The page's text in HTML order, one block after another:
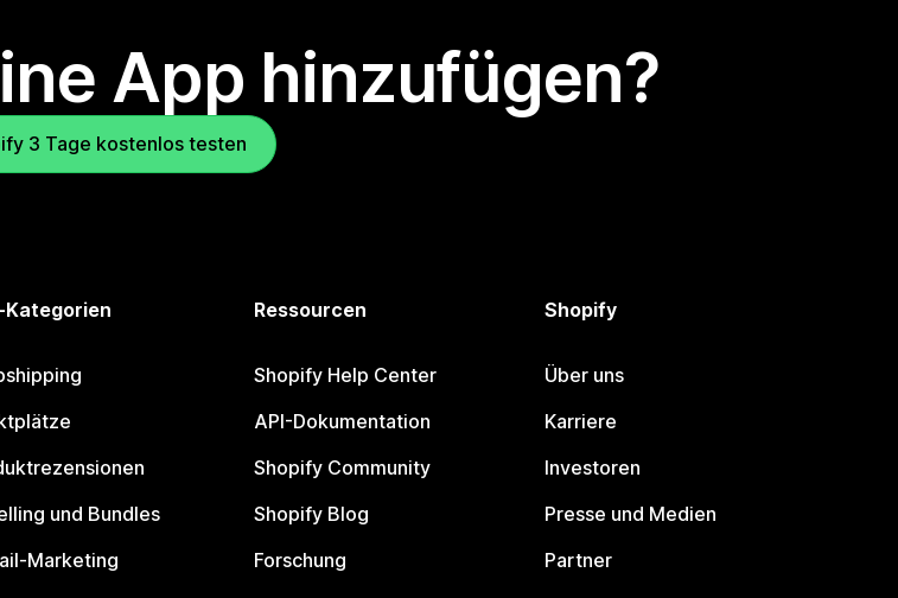
App hinzufügen?
3 Tage kostenlos testen
Kategorien
und Bundles
Marketing
Ressourcen
Shopify Help Center
API-Dokumentation
Shopify Community
Shopify Blog
Forschung
Shopify
Über uns
Karriere
Investoren
Presse und Medien
Partner